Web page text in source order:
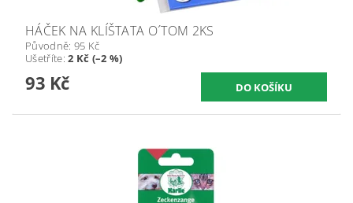
HÁČEK NA KLÍŠTATA O´TOM 2KS
Původně: 95 Kč
Ušetříte:2 Kč (–2 %)
93 Kč